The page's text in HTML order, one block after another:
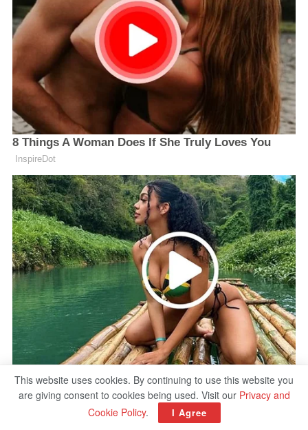
This website uses cookies. By continuing to use this website you
are giving consent to cookies being used. Visit our Privacy and
Cookie Policy. I Agree